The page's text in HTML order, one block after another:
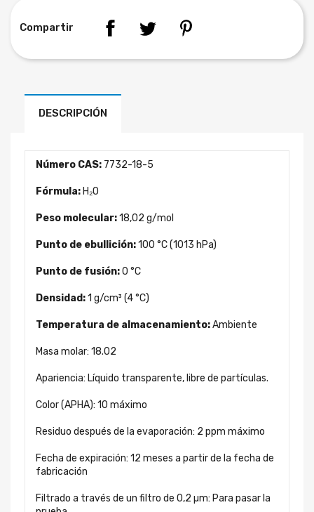
Compartir
DESCRIPCIÓN
Número CAS: 7732-18-5
Fórmula: H₂O
Peso molecular:18,02 g/mol
Punto de ebullición:100 °C (1013 hPa)
Punto de fusión:0 °C
Densidad:1 g/cm³ (4 °C)
Temperatura de almacenamiento:Ambiente
Masa molar: 18.02
Apariencia: Líquido transparente, libre de partículas.
Color (APHA): 10 máximo
Residuo después de la evaporación: 2 ppm máximo
Fecha de expiración: 12 meses a partir de la fecha de
fabricación
Filtrado a través de un filtro de 0,2 µm: Para pasar la